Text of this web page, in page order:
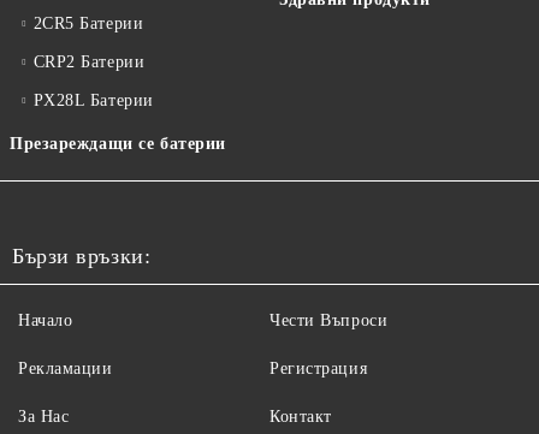
2CR5 Батерии
CRP2 Батерии
PX28L Батерии
Презареждащи се батерии
Бързи връзки:
Начало
Рекламации
За Нас
Чести Въпроси
Регистрация
Контакт